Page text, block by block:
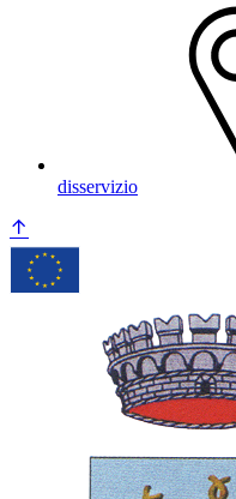
disservizio